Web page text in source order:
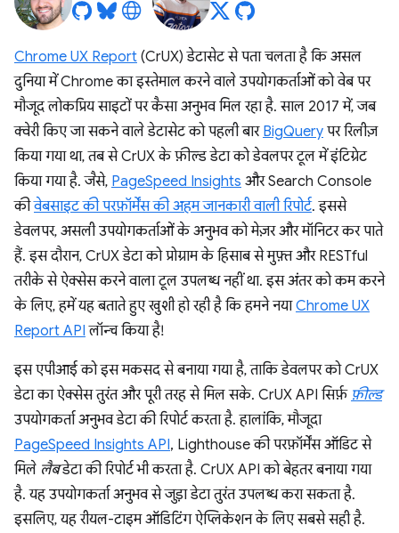
Chrome UX Report (CrUX) डेटासेट से पता चलता है कि असल
दुनिया में Chrome का इस्तेमाल करने वाले उपयोगकर्ताओं को वेब पर
मौजूद लोकप्रिय साइटों पर कैसा अनुभव मिल रहा है. साल 2017 में, जब
क्वेरी किए जा सकने वाले डेटासेट को पहली बार BigQuery पर रिलीज़
किया गया था, तब से CrUX के फ़ील्ड डेटा को डेवलपर टूल में इंटिग्रेट
किया गया है. जैसे, PageSpeed Insights और Search Console
कीवेबसाइट की परफ़ॉर्मेंस की अहम जानकारी वाली रिपोर्ट. इससे
डेवलपर, असली उपयोगकर्ताओं के अनुभव को मेज़र और मॉनिटर कर पाते
हैं. इस दौरान, CrUX डेटा को प्रोग्राम के हिसाब से मुफ़्त और RESTful
तरीके से ऐक्सेस करने वाला टूल उपलब्ध नहीं था. इस अंतर को कम करने
के लिए, हमें यह बताते हुए खुशी हो रही है कि हमने नयाChrome UX
Report API लॉन्च किया है!
इस एपीआई को इस मकसद से बनाया गया है, ताकि डेवलपर को CrUX
डेटा का ऐक्सेस तुरंत और पूरी तरह से मिल सके. CrUX API सिर्फ़ फ़ील्ड
उपयोगकर्ता अनुभव डेटा की रिपोर्ट करता है. हालांकि, मौजूदा
PageSpeed Insights API, Lighthouse की परफ़ॉर्मेंस ऑडिट से
मिले लैबडेटा की रिपोर्ट भी करता है. CrUX API को बेहतर बनाया गया
है. यह उपयोगकर्ता अनुभव से जुड़ा डेटा तुरंत उपलब्ध करा सकता है.
इसलिए, यह रीयल-टाइम ऑडिटिंग ऐप्लिकेशन के लिए सबसे सही है.